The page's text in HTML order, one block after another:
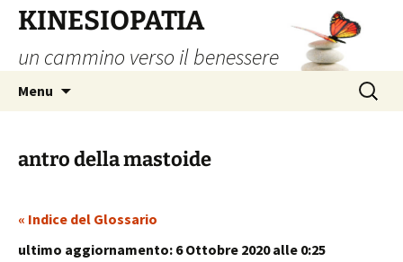
contenuto
KINESIOPATIA
un cammino verso il benessere
Menu
Ricerca
per:
antro della mastoide
« Indice del Glossario
ultimo aggiornamento: 6 Ottobre 2020 alle 0:25